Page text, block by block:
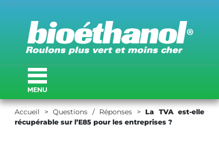
Accueil > Questions / Réponses > La TVA est-elle
récupérable sur l’E85 pour les entreprises ?